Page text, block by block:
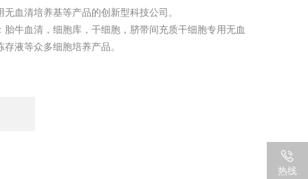
血清培养基等产品的创新型科技公司。
胎牛血清，细胞库，干细胞，脐带间充质干细胞专用无血
液等众多细胞培养产品。
热线